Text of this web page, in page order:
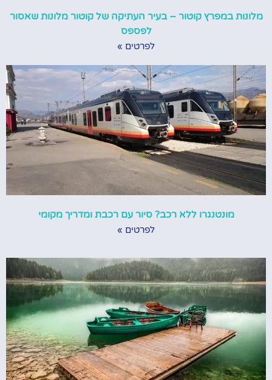
מלונות במפרץ קוטור – בעיר העתיקה של קוטור מלונות שאסור
לפספס
לפרטים »
מונטנגרו ללא רכב? סיור עם רכבת ומדריך מקומי
לפרטים »